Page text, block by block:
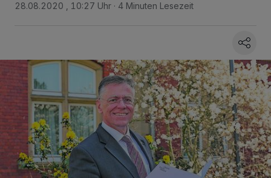
28.08.2020 , 10:27 Uhr 4 Minuten Lesezeit
Wir und unsere218-Partner speichern und greifen auf personenbezogene Daten
wie Browserdaten oder eindeutige Kennungen auf Ihrem Gerät zu. Durch Auswahl
von OK aktivieren Sie Tracking-Technologien für die unter „Wir und unsere
Partner verarbeiten Daten, um Ihnen Dienste bereitzustellen“ aufgeführten
Zwecke. Wenn Tracker deaktiviert sind, sind manche Inhalte und Anzeigen